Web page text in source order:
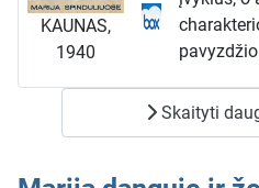
Būtent
kai
pavojuje,
Šiluvoje
kad šis
KAUNAS,
1940
iš
Knygą
Skaityti